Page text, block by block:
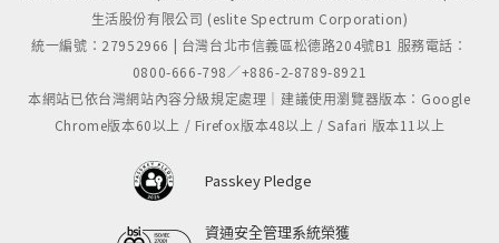
生活股份有限公司 (eslite Spectrum Corporation)
統一編號：27952966 | 台灣台北市信義區松德路204號B1 服務電話：
0800-666-798／+886-2-8789-8921
本網站已依台灣網站內容分級規定處理｜建議使用瀏覽器版本：Google
Chrome版本60以上 / Firefox版本48以上 / Safari 版本11以上
Passkey Pledge
資通安全管理系統榮獲